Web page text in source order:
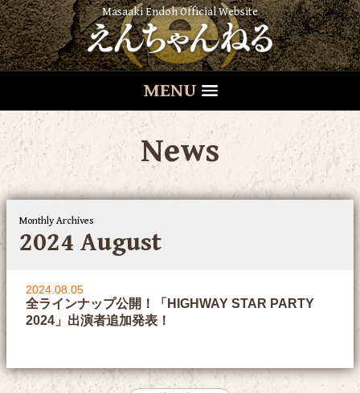
Masaaki Endoh Official Website
MENU
News
Monthly Archives
2024 August
2024.08.05
全ラインナップ公開！「HIGHWAY STAR PARTY
2024」出演者追加発表！